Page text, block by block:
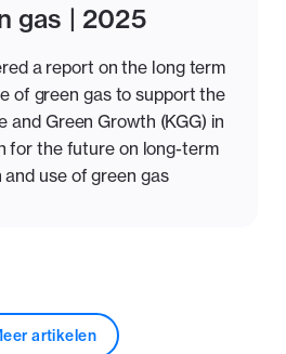
gas | 2025
a report on the long term
of green gas to support the
and Green Growth (KGG) in
for the future on long-term
and use of green gas
artikelen